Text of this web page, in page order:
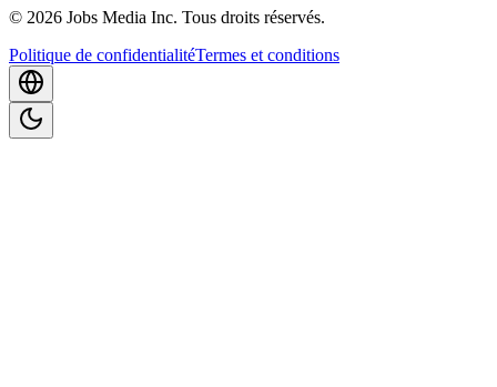
© 2026 Jobs Media Inc. Tous droits réservés.
Politique de confidentialitéTermes et conditions